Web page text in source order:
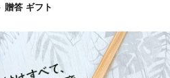
贈答 ギフト